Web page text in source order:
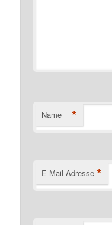
Name *
E-Mail-Adresse *